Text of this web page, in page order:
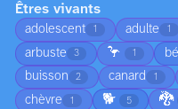
Êtres vivants
adolescent 1 adulte 1
arbuste 3 🦩 1
buisson 2 canard 1
chèvre 1 🐕 5 🐉